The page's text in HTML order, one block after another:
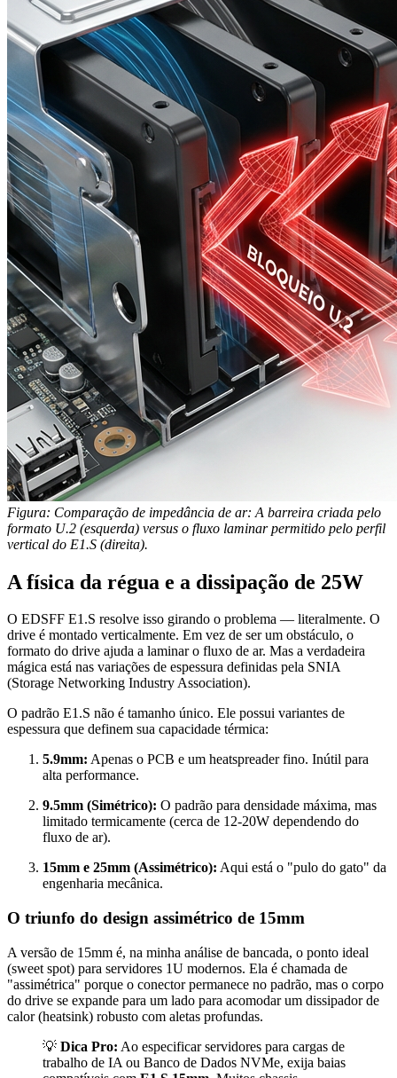
Figura: Comparação de impedância de ar: A barreira criada pelo
formato U.2 (esquerda) versus o fluxo laminar permitido pelo perfil
vertical do E1.S (direita).
A física da régua e a dissipação de 25W
O EDSFF E1.S resolve isso girando o problema — literalmente. O
drive é montado verticalmente. Em vez de ser um obstáculo, o
formato do drive ajuda a laminar o fluxo de ar. Mas a verdadeira
mágica está nas variações de espessura definidas pela SNIA
(Storage Networking Industry Association).
O padrão E1.S não é tamanho único. Ele possui variantes de
espessura que definem sua capacidade térmica:
5.9mm: Apenas o PCB e um heatspreader fino. Inútil para
alta performance.
9.5mm (Simétrico): O padrão para densidade máxima, mas
limitado termicamente (cerca de 12-20W dependendo do
fluxo de ar).
15mm e 25mm (Assimétrico): Aqui está o "pulo do gato" da
engenharia mecânica.
O triunfo do design assimétrico de 15mm
A versão de 15mm é, na minha análise de bancada, o ponto ideal
(sweet spot) para servidores 1U modernos. Ela é chamada de
"assimétrica" porque o conector permanece no padrão, mas o corpo
do drive se expande para um lado para acomodar um dissipador de
calor (heatsink) robusto com aletas profundas.
💡 Dica Pro: Ao especificar servidores para cargas de
trabalho de IA ou Banco de Dados NVMe, exija baias